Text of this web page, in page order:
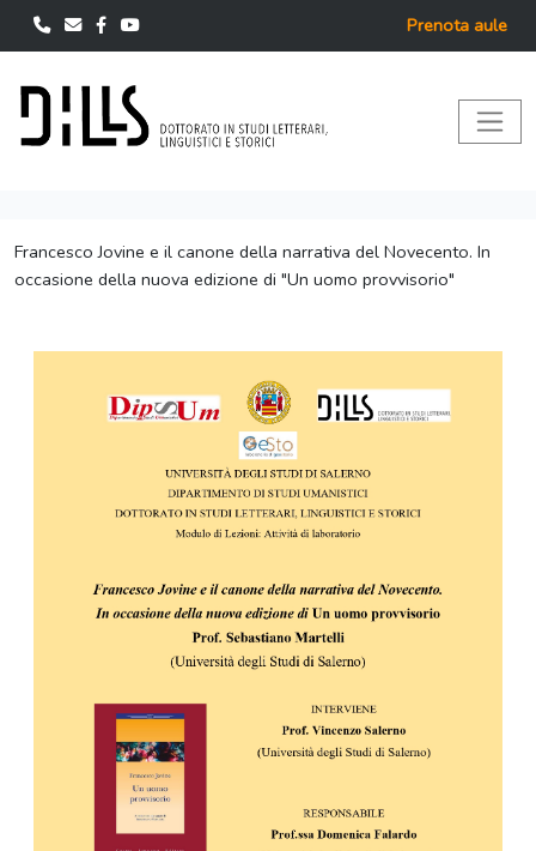
Prenota aule
Francesco Jovine e il canone della narrativa del Novecento. In
occasione della nuova edizione di "Un uomo provvisorio"